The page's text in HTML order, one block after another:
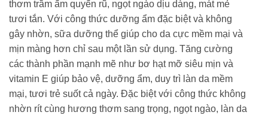
thơm trầm ấm quyến rũ, ngọt ngào dịu dàng, mát mẻ
tươi tắn. Với công thức dưỡng ẩm đặc biệt và không
gây nhờn, sữa dưỡng thể giúp cho da cực mềm mại và
mịn màng hơn chỉ sau một lần sử dụng. Tăng cường
các thành phần mạnh mẽ như bơ hạt mỡ siêu mịn và
vitamin E giúp bảo vệ, dưỡng ẩm, duy trì làn da mềm
mại, tươi trẻ suốt cả ngày. Đặc biệt với công thức không
nhờn rít cùng hương thơm sang trọng, ngọt ngào, làn da